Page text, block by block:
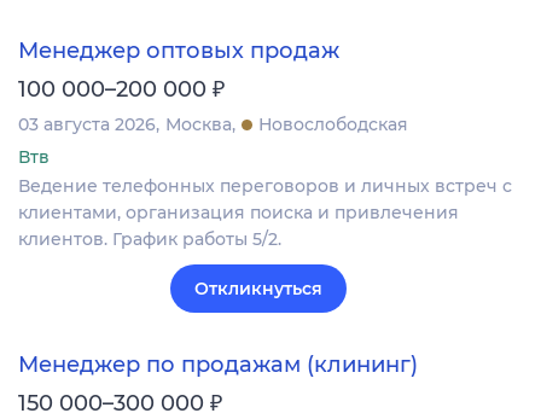
Менеджер оптовых продаж
100 000–200 000 ₽
03 августа 2026 Москва
Новослободская
Втв
Ведение телефонных переговоров и личных встреч с
клиентами, организация поиска и привлечения
клиентов. График работы 5/2.
Откликнуться
Менеджер по продажам (клининг)
150 000–300 000 ₽